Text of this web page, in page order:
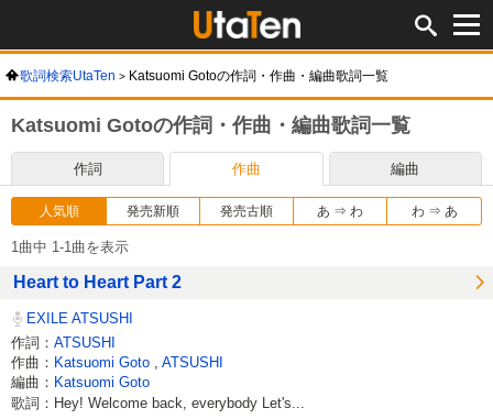
歌詞検索UtaTen Katsuomi Gotoの作詞・作曲・編曲歌詞一覧
Katsuomi Gotoの作詞・作曲・編曲歌詞一覧
作詞 作曲 編曲
人気順 発売新順 発売古順 あ ⇒ わ わ ⇒ あ
1曲中 1-1曲を表示
Heart to Heart Part 2
EXILE ATSUSHI
作詞： ATSUSHI
作曲： Katsuomi Goto
ATSUSHI
編曲： Katsuomi Goto
歌詞：Hey! Welcome back, everybody Let's...